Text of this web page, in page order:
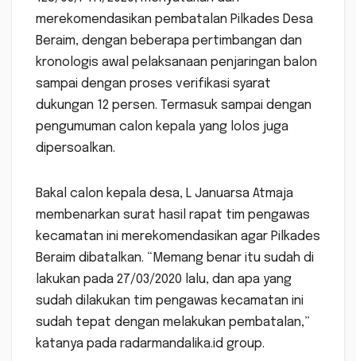
merekomendasikan pembatalan Pilkades Desa
Beraim, dengan beberapa pertimbangan dan
kronologis awal pelaksanaan penjaringan balon
sampai dengan proses verifikasi syarat
dukungan 12 persen. Termasuk sampai dengan
pengumuman calon kepala yang lolos juga
dipersoalkan.
Bakal calon kepala desa, L Januarsa Atmaja
membenarkan surat hasil rapat tim pengawas
kecamatan ini merekomendasikan agar Pilkades
Beraim dibatalkan. “Memang benar itu sudah di
lakukan pada 27/03/2020 lalu, dan apa yang
sudah dilakukan tim pengawas kecamatan ini
sudah tepat dengan melakukan pembatalan,”
katanya pada radarmandalika.id group.